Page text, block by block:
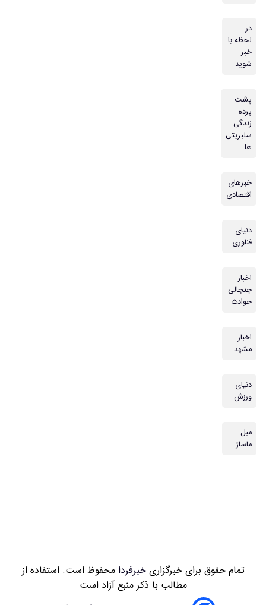
در
لحظه با
خبر
شوید
پشت
پرده
زندگی
سلبریتی
ها
خبرهای
اقتصادی
دنیای
فناوری
اخبار
جنجالی
حوادث
اخبار
مشهد
دنیای
ورزش
مبل
ماساژ
تمام حقوق برای خبرگزاریخبرفردامحفوظ است. استفاده از
مطالب با ذکر منبع آزاد است